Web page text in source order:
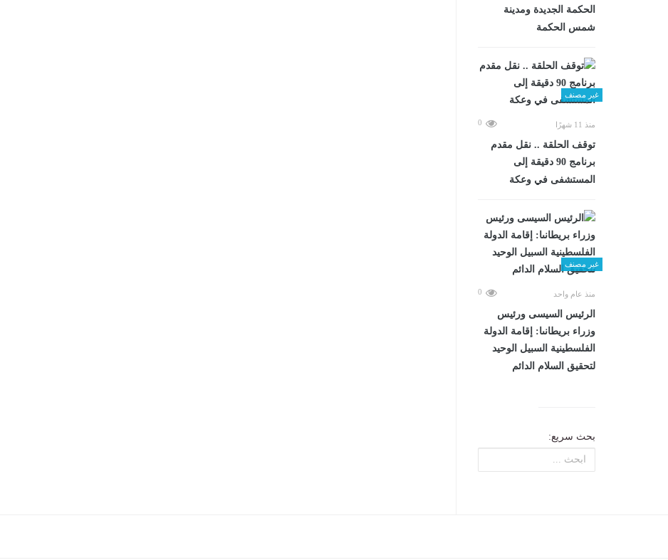
الحكمة الجديدة ومدينة
شمس الحكمة
غير مصنف
منذ 11 شهرًا 0
توقف الحلقة .. نقل مقدم
برنامج 90 دقيقة إلى
المستشفى في وعكة
غير مصنف
منذ عام واحد 0
الرئيس السيسى ورئيس
وزراء بريطانىا: إقامة الدولة
الفلسطينية السبيل الوحيد
لتحقيق السلام الدائم
بحث سريع: